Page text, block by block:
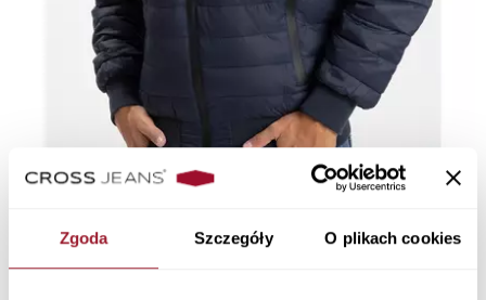
Zgoda Szczegóły O plikach cookies
Kurtka bomberka męska granatowa 40243-001